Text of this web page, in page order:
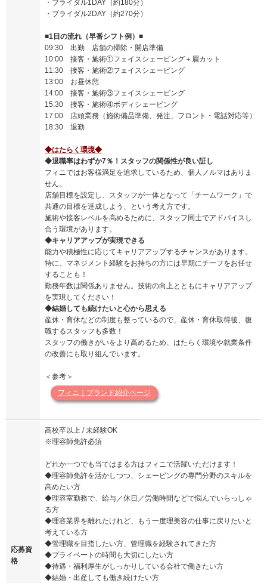
・ブライダル1DAY（約180分）
・ブライダル2DAY（約270分）
■1日の流れ（早番シフト例）■
09:30 出勤 店舗の掃除・開店準備
10:00 接客・施術①フェイスシェービング＋眉カット
11:30 接客・施術②フェイスシェービング
13:00 お昼休憩
14:00 接客・施術③フェイスシェービング
15:30 接客・施術④ボディシェービング
17:00 店頭業務（施術備品準備、発注、フロント・電話対応等）
18:30 退勤
◆はたらく環境◆
◆退職率はわずか7％！スタッフの関係性が良い証し
フィニではお客様満足を追求しているため、個人ノルマはありま
せん。
店舗目標を設定し、スタッフが一体となって「チームワーク」で
共通の目標を達成しよう、という考え方です。
施術や接客レベルを高めるために、スタッフ同士でアドバイスし
合う環境があります。
◆キャリアアップが実現できる
能力や積極性に応じてキャリアアップするチャンスがあります。
特に、マネジメント経験をお持ちの方には早期にチーフをお任せ
することも！
勤務年数は関係ありません。技術の向上とともにキャリアアップ
を実現してください！
◆結婚しても続けたいと心から思える
産休・育休などの制度も整っているので、産休・育休取得後、復
職するスタッフも多数！
スタッフの働きがいをより高めるため、はたらく環境や就業条件
の改善にも取り組んでいます。
＜参考＞
フィニ｜ブランド紹介ページ
応募資
格
高校卒以上 / 未経験OK
※理容師免許必須
どれか一つでも当てはまる方はフィニで活躍いただけます！
◆理容師免許を活かしつつ、シェービングの専門分野のスキルを
高めたい方
◆理容室勤務で、給与／休日／労働時間などで悩んでいらっしゃ
る方
◆理容業界を離れたけれど、もう一度理美容の仕事に戻りたいと
考えている方
◆管理職を目指したい方、管理職を経験されてきた方
◆プライベートの時間も大切にしたい方
◆待遇・福利厚生がしっかりしている会社で働きたい方
◆結婚・出産しても働き続けたい方